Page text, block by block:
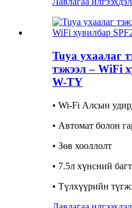
Tuya ухаалаг
тэжээл – WiFi
W-TY
• Wi-Fi Алсын
• Автомат болон
• Зөв хооллолт
• 7.5л хүнсний
• Түлхүүрийн